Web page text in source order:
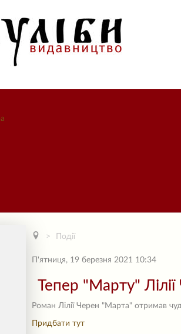
Події
П'ятниця, 19 березня 2021 10:34
Тепер "Марту"
Роман Лілії Черен "Марта" отримав
Придбати тут